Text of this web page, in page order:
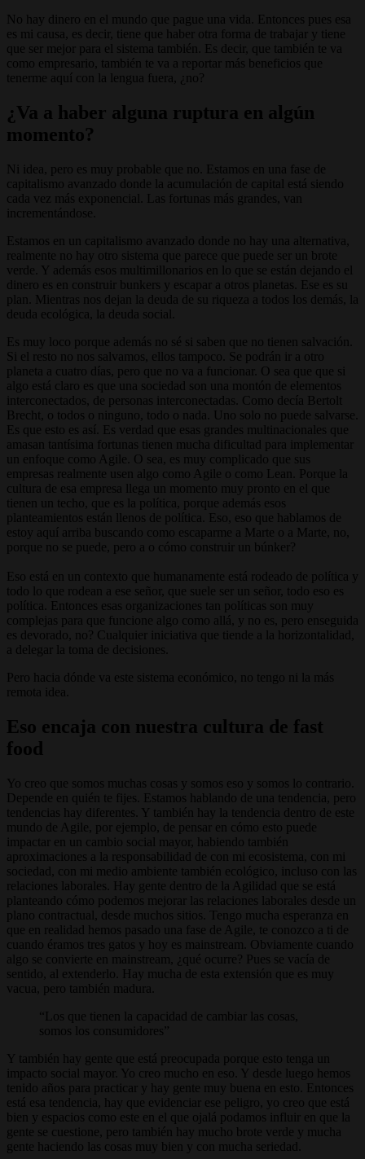
No hay dinero en el mundo que pague una vida. Entonces pues esa
es mi causa, es decir, tiene que haber otra forma de trabajar y tiene
que ser mejor para el sistema también. Es decir, que también te va
como empresario, también te va a reportar más beneficios que
tenerme aquí con la lengua fuera, ¿no?
¿Va a haber alguna ruptura en algún
momento?
Ni idea, pero es muy probable que no. Estamos en una fase de
capitalismo avanzado donde la acumulación de capital está siendo
cada vez más exponencial. Las fortunas más grandes, van
incrementándose.
Estamos en un capitalismo avanzado donde no hay una alternativa,
realmente no hay otro sistema que parece que puede ser un brote
verde. Y además esos multimillonarios en lo que se están dejando el
dinero es en construir bunkers y escapar a otros planetas. Ese es su
plan. Mientras nos dejan la deuda de su riqueza a todos los demás, la
deuda ecológica, la deuda social.
Es muy loco porque además no sé si saben que no tienen salvación.
Si el resto no nos salvamos, ellos tampoco. Se podrán ir a otro
planeta a cuatro días, pero que no va a funcionar. O sea que que si
algo está claro es que una sociedad son una montón de elementos
interconectados, de personas interconectadas. Como decía Bertolt
Brecht, o todos o ninguno, todo o nada. Uno solo no puede salvarse.
Es que esto es así. Es verdad que esas grandes multinacionales que
amasan tantísima fortunas tienen mucha dificultad para implementar
un enfoque como Agile. O sea, es muy complicado que sus
empresas realmente usen algo como Agile o como Lean. Porque la
cultura de esa empresa llega un momento muy pronto en el que
tienen un techo, que es la política, porque además esos
planteamientos están llenos de política. Eso, eso que hablamos de
estoy aquí arriba buscando como escaparme a Marte o a Marte, no,
porque no se puede, pero a o cómo construir un búnker?
Eso está en un contexto que humanamente está rodeado de política y
todo lo que rodean a ese señor, que suele ser un señor, todo eso es
política. Entonces esas organizaciones tan políticas son muy
complejas para que funcione algo como allá, y no es, pero enseguida
es devorado, no? Cualquier iniciativa que tiende a la horizontalidad,
a delegar la toma de decisiones.
Pero hacia dónde va este sistema económico, no tengo ni la más
remota idea.
Eso encaja con nuestra cultura de fast
food
Yo creo que somos muchas cosas y somos eso y somos lo contrario.
Depende en quién te fijes. Estamos hablando de una tendencia, pero
tendencias hay diferentes. Y también hay la tendencia dentro de este
mundo de Agile, por ejemplo, de pensar en cómo esto puede
impactar en un cambio social mayor, habiendo también
aproximaciones a la responsabilidad de con mi ecosistema, con mi
sociedad, con mi medio ambiente también ecológico, incluso con las
relaciones laborales. Hay gente dentro de la Agilidad que se está
planteando cómo podemos mejorar las relaciones laborales desde un
plano contractual, desde muchos sitios. Tengo mucha esperanza en
que en realidad hemos pasado una fase de Agile, te conozco a ti de
cuando éramos tres gatos y hoy es mainstream. Obviamente cuando
algo se convierte en mainstream, ¿qué ocurre? Pues se vacía de
sentido, al extenderlo. Hay mucha de esta extensión que es muy
vacua, pero también madura.
Los que tienen la capacidad de cambiar las cosas,
somos los consumidores
Y también hay gente que está preocupada porque esto tenga un
impacto social mayor. Yo creo mucho en eso. Y desde luego hemos
tenido años para practicar y hay gente muy buena en esto. Entonces
está esa tendencia, hay que evidenciar ese peligro, yo creo que está
bien y espacios como este en el que ojalá podamos influir en que la
gente se cuestione, pero también hay mucho brote verde y mucha
gente haciendo las cosas muy bien y con mucha seriedad.